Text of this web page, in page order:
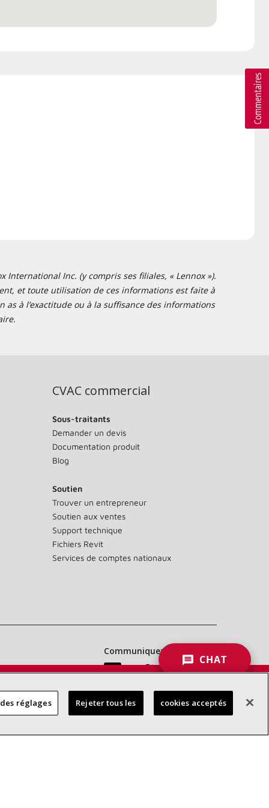
International Inc. (y compris ses filiales, « Lennox »).
et toute utilisation de ces informations est faite à
as à l’exactitude ou à la suffisance des informations
CVAC commercial
Sous-traitants
Demander un devis
Documentation produit
Blog
Soutien
Trouver un entrepreneur
Soutien aux ventes
Support technique
Fichiers Revit
Services de comptes nationaux
Communiquez avec nous :
CHAT
réglages Rejeter tous les cookies acceptés